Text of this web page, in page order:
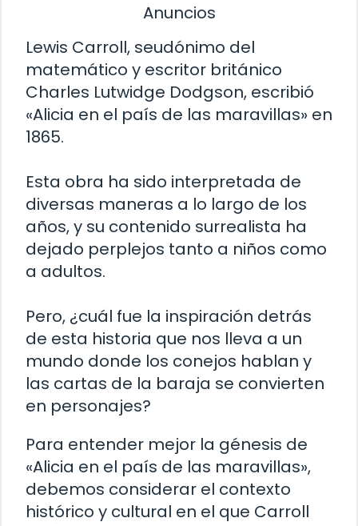
Anuncios
Lewis Carroll, seudónimo del
matemático y escritor británico
Charles Lutwidge Dodgson, escribió
«Alicia en el país de las maravillas» en
1865.
Esta obra ha sido interpretada de
diversas maneras a lo largo de los
años, y su contenido surrealista ha
dejado perplejos tanto a niños como
a adultos.
Pero, ¿cuál fue la inspiración detrás
de esta historia que nos lleva a un
mundo donde los conejos hablan y
las cartas de la baraja se convierten
en personajes?
Para entender mejor la génesis de
«Alicia en el país de las maravillas»,
debemos considerar el contexto
histórico y cultural en el que Carroll